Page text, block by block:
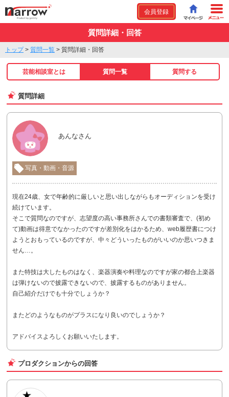
会員登録
質問詳細・回答
トップ> 質問一覧 > 質問詳細・回答
芸能相談室とは 質問一覧 質問する
質問詳細
あんなさん
写真・動画・音源
現在24歳、女で年齢的に厳しいと思い出しながらもオーディションを受け
続けています。
そこで質問なのですが、志望度の高い事務所さんでの書類審査で、(初め
て)動画は得意でなかったのですが差別化をはかるため、web履歴書につけ
ようとおもっているのですが、中々どういったものがいいのか思いつきま
せん…。
また特技は大したものはなく、楽器演奏や料理なのですが家の都合上楽器
は弾けないので披露できないので、披露するものがありません。
自己紹介だけでも十分でしょうか？
またどのようなものがプラスになり良いのでしょうか？
アドバイスよろしくお願いいたします。
プロダクションからの回答